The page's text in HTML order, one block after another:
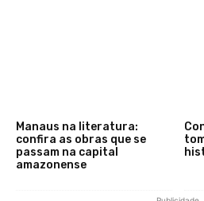
Manaus na literatura:
confira as obras que se
passam na capital
amazonense